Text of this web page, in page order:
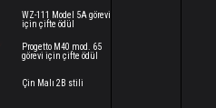
WZ-111 Model 5A görevi
için çifte ödül
Progetto M40 mod. 65
görevi için çifte ödül
Çin Malı 2B stili